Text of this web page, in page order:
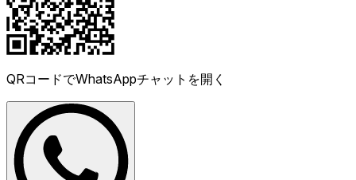
QRコードでWhatsAppチャットを開く